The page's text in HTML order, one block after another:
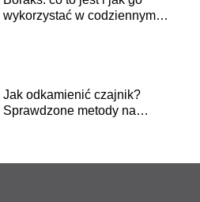
wykorzystać w codziennym
Jak odkamienić czajnik?
Sprawdzone metody na